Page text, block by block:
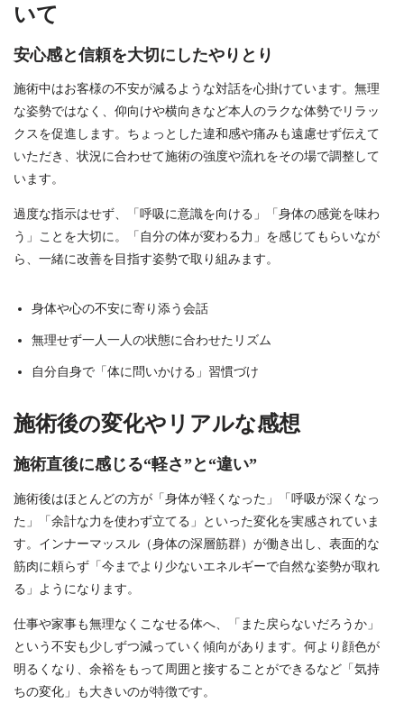
いて
安心感と信頼を大切にしたやりとり
施術中はお客様の不安が減るような対話を心掛けています。無理
な姿勢ではなく、仰向けや横向きなど本人のラクな体勢でリラッ
クスを促進します。ちょっとした違和感や痛みも遠慮せず伝えて
いただき、状況に合わせて施術の強度や流れをその場で調整して
います。
過度な指示はせず、「呼吸に意識を向ける」「身体の感覚を味わ
う」ことを大切に。「自分の体が変わる力」を感じてもらいなが
ら、一緒に改善を目指す姿勢で取り組みます。
身体や心の不安に寄り添う会話
無理せず一人一人の状態に合わせたリズム
自分自身で「体に問いかける」習慣づけ
施術後の変化やリアルな感想
施術直後に感じる“軽さ”と“違い”
施術後はほとんどの方が「身体が軽くなった」「呼吸が深くなっ
た」「余計な力を使わず立てる」といった変化を実感されていま
す。インナーマッスル（身体の深層筋群）が働き出し、表面的な
筋肉に頼らず「今までより少ないエネルギーで自然な姿勢が取れ
る」ようになります。
仕事や家事も無理なくこなせる体へ、「また戻らないだろうか」
という不安も少しずつ減っていく傾向があります。何より顔色が
明るくなり、余裕をもって周囲と接することができるなど「気持
ちの変化」も大きいのが特徴です。